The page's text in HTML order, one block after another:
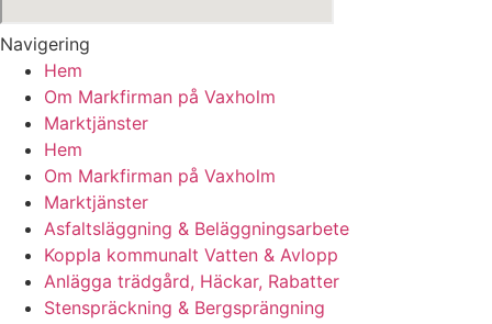
Navigering
Hem
Om Markfirman på Vaxholm
Marktjänster
Hem
Om Markfirman på Vaxholm
Marktjänster
Asfaltsläggning & Beläggningsarbete
Koppla kommunalt Vatten & Avlopp
Anlägga trädgård, Häckar, Rabatter
Stenspräckning & Bergsprängning